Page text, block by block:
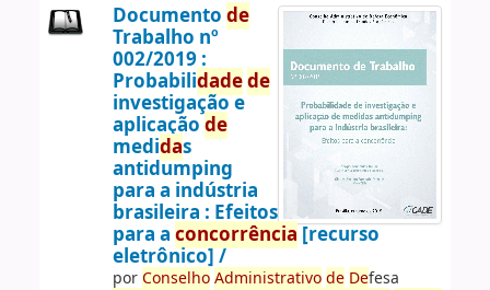
Documento de
Trabalho nº
002/2019 :
Probabilidadede
investigação e
aplicação de
medidas
antidumping
para a indústria
brasileira : Efeitos
para a concorrência [recurso
eletrônico] /
porConselho Administrativo de Defesa